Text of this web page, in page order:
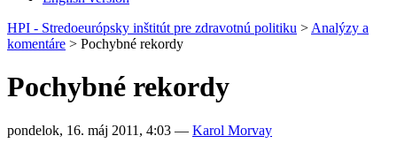
HPI - Stredoeurópsky inštitút pre zdravotnú politiku > Analýzy a
komentáre > Pochybné rekordy
Pochybné rekordy
pondelok, 16. máj 2011, 4:03 — Karol Morvay